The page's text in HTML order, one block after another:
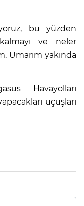
bu yüzden
ve neler
Umarım yakında
Havayolları
uçuşları